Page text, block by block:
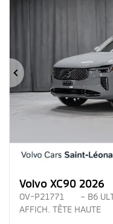
Précédent
Volvo XC90 2026
OV-P21771
– B6
AFFICH. TÊTE HAUTE